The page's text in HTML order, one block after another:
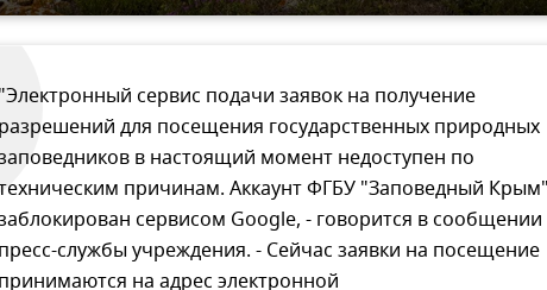
"Электронный сервис подачи заявок на получение
разрешений для посещения государственных природных
в настоящий момент недоступен по
причинам. Аккаунт ФГБУ "Заповедный
сервисом Google, - говорится в сообщении
пресс-службы учреждения. - Сейчас заявки на посещение
принимаются на адрес электронной